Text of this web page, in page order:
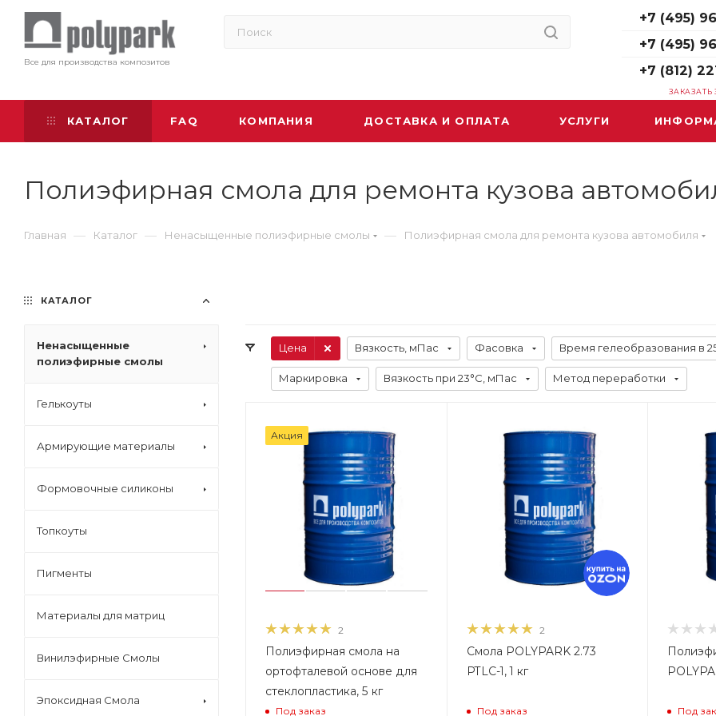
Все для производства композитов
+7 (495)
+7 (495)
+7 (812)
ЗАКАЗАТЬ
КАТАЛОГ FAQ КОМПАНИЯ ДОСТАВКА И ОПЛАТА УСЛУГИ
Полиэфирная смола для ремонта кузова
Главная — Каталог — Ненасыщенные полиэфирные смолы — Полиэфирная смола для ремонта кузова автомобиля
Цена Вязкость, мПас Фасовка Время гелеобразования в
Маркировка Вязкость при 23°С, мПас Метод переработки
Акция
2
Полиэфирная смола на
ортофталевой основе для
стеклопластика, 5 кг
Под заказ
2
Смола POLYPARK 2.73
PTLC-1, 1 кг
Под заказ Под
КАТАЛОГ
Ненасыщенные
полиэфирные смолы
Гелькоуты
Армирующие материалы
Формовочные силиконы
Топкоуты
Пигменты
Материалы для матриц
Винилэфирные Смолы
Эпоксидная Смола